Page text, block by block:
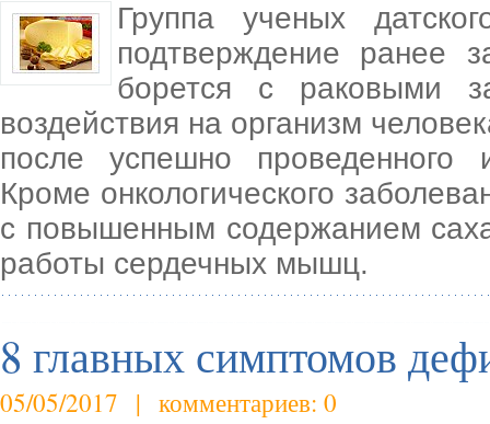
Группа ученых
подтверждение ранее
борется с раковыми
воздействия на организм
после успешно проведенного
Кроме онкологического
с повышенным содержанием
работы сердечных мышц.
8 главных симптомов
05/05/2017 | комментариев: 0